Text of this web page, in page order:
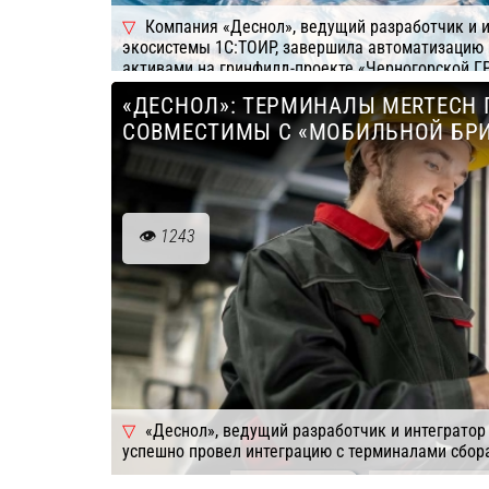
Компания «Деснол», ведущий разработчик и
экосистемы 1С:ТОИР, завершила автоматизацию
активами на гринфилд-проекте «Черногорской
«Русская Платина». Благодаря этому
обогащение и добычу руды с полностью
процессами управления ТОиР с момента запуска
обогатительного комплекса в 2026 году.
Подробнее Компания: Деснол Софт
«ДЕСНОЛ»: ТЕРМИНАЛЫ
СОВМЕСТИМЫ С «МОБИЛЬНОЙ
1243
«Деснол», ведущий разработчик и
успешно провел интеграцию с терминалами